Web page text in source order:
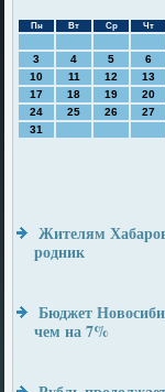
Пн Вт Ср Чт
3
4 5 6
10
11 12 13
17
18 19 20
24
25 26 27
31
Жителям
родник
Бюджет
чем на 7%